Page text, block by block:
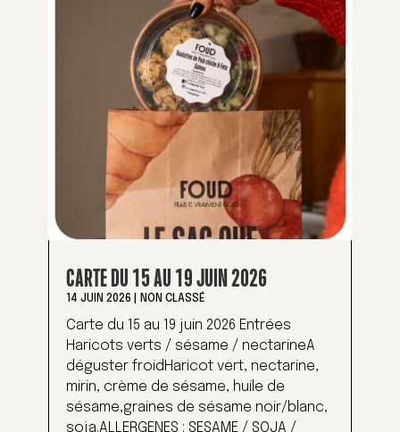
CARTE DU 15 AU 19 JUIN 2026
14 JUIN 2026 NON CLASSÉ
Carte du 15 au 19 juin 2026 Entrées
Haricots verts / sésame / nectarineA
déguster froidHaricot vert, nectarine,
mirin, crème de sésame, huile de
sésame,graines de sésame noir/blanc,
soja.ALLERGENES : SESAME / SOJA /